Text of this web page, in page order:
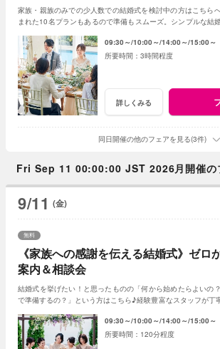
家族・親族のみでの少人数での結婚式を検討中の方はこちら
まれた10名プランもあるので準備もスムーズ。シンプルな結
09:30～ 10:00～ 14:00～ 15:00～
3時間程度
詳しくみる
同日開催の他のフェアを見る(3件)
Fri Sep 11 00:00:00 JST 2026月開催の
9/11 (金)
《家族への感謝を伝える結婚式》ゼロ
案内＆相談会
無料
結婚式を挙げたい！と思ったものの「何から始めたらよいの
で準備するの？」という方はこちら♪経験豊富なスタッフが丁
09:30～ 10:00～ 14:00～ 15:00～
120分程度